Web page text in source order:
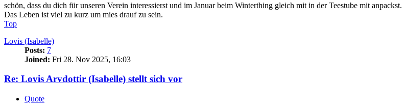
schön, dass du dich für unseren Verein interessierst und im Januar beim Winterthing gleich mit in der Teestube mit anpackst.
Das Leben ist viel zu kurz um mies drauf zu sein.
Top
Lovis (Isabelle)
Posts: 7
Joined: Fri 28. Nov 2025, 16:03
Re: Lovis Arvdottir (Isabelle) stellt sich vor
Quote